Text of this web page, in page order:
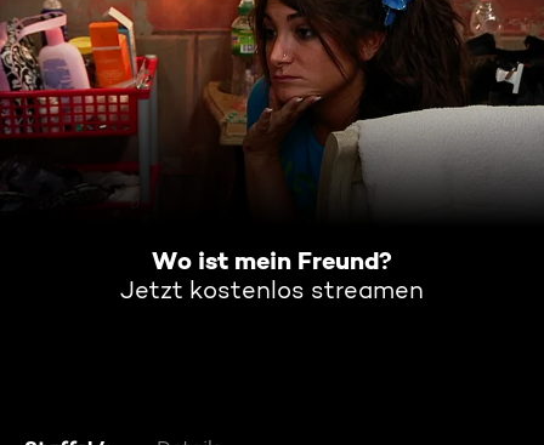
Wo ist mein Freund?
Jetzt kostenlos streamen